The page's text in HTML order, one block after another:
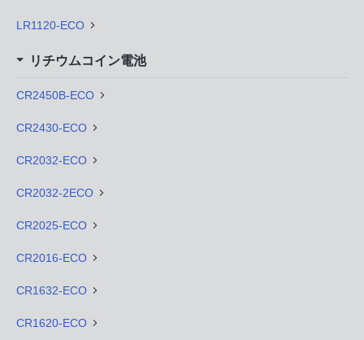
LR1120-ECO
リチウムコイン電池
CR2450B-ECO
CR2430-ECO
CR2032-ECO
CR2032-2ECO
CR2025-ECO
CR2016-ECO
CR1632-ECO
CR1620-ECO